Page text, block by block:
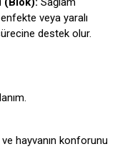
veya yaralı
destek olur.
ve hayvanın konforunu